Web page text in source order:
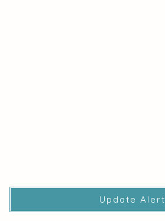
Update Alert